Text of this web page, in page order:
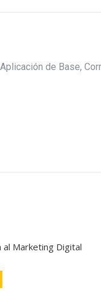
de Base,
al Marketing Digital